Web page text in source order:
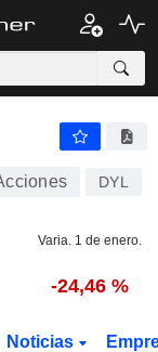
DYL
Varia. 1 de enero.
-24,46 %
Noticias